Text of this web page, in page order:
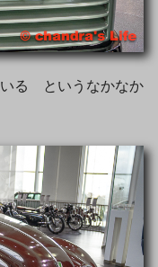
いる というなかなか